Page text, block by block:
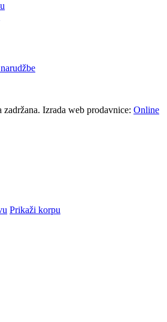
Izrada web prodavnice: Online
Prikaži korpu